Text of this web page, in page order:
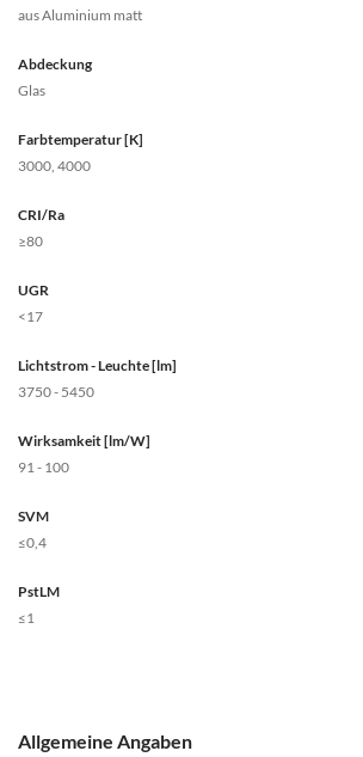
aus Aluminium matt
Abdeckung
Glas
Farbtemperatur [K]
3000, 4000
CRI/Ra
≥80
UGR
<17
Lichtstrom - Leuchte [lm]
3750 - 5450
Wirksamkeit [lm/W]
91 - 100
SVM
≤0,4
PstLM
≤1
Allgemeine Angaben